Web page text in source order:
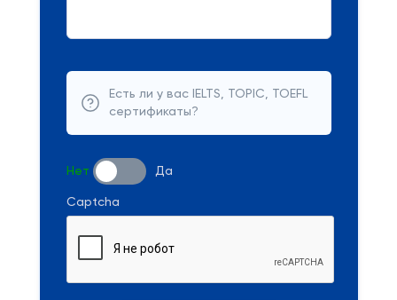
Есть ли у вас IELTS, TOPIC, TOEFL
сертификаты?
Нет Да
Captcha